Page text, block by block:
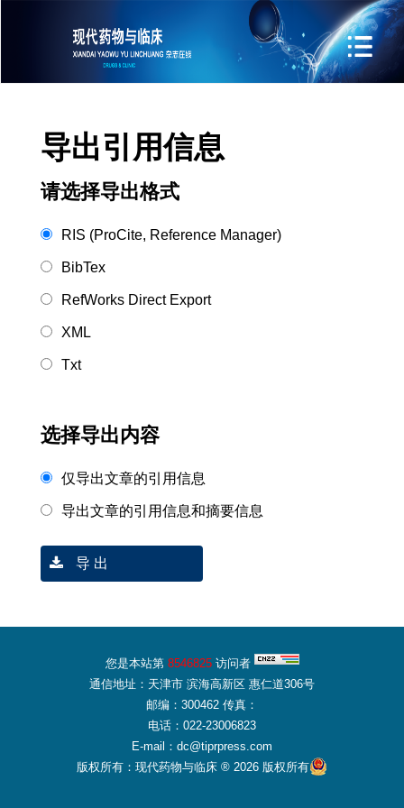
导出引用信息
请选择导出格式
RIS (ProCite, Reference Manager)
BibTex
RefWorks Direct Export
XML
Txt
选择导出内容
仅导出文章的引用信息
导出文章的引用信息和摘要信息
导 出
您是本站第 8546825访问者
通信地址：天津市 滨海高新区 惠仁道306号
邮编：300462 传真：
电话：022-23006823
E-mail：dc@tiprpress.com
版权所有：现代药物与临床 ® 2026 版权所有